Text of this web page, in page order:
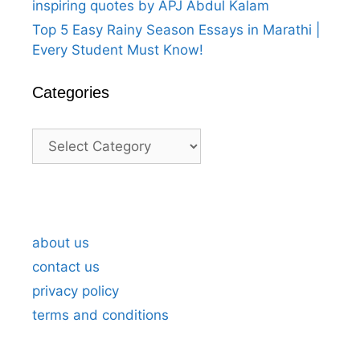
inspiring quotes by APJ Abdul Kalam
Top 5 Easy Rainy Season Essays in Marathi |
Every Student Must Know!
Categories
Categories
about us
contact us
privacy policy
terms and conditions